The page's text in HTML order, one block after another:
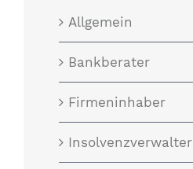
Allgemein
Bankberater
Firmeninhaber
Insolvenzverwalter